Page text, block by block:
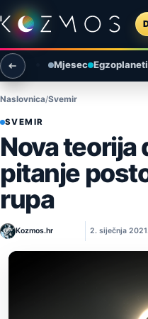
Preskoči na sadržaj
Otvori izbornik
Otvori pretragu
Mjesec Egzoplaneti
Naslovnica Svemir
SVEMIR
Nova teorija
pitanje
rupa
Kozmos.hr 2. siječnja